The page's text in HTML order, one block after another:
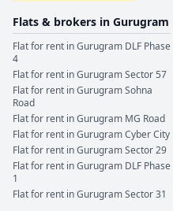
Flats & brokers in Gurugram
Flat for rent inGurugram DLF Phase
4
Flat for rent inGurugramSector 57
Flat for rent inGurugramSohna
Road
Flat for rent inGurugram MG Road
Flat for rent inGurugramCyber City
Flat for rent inGurugramSector 29
Flat for rent inGurugram DLF Phase
1
Flat for rent inGurugramSector 31